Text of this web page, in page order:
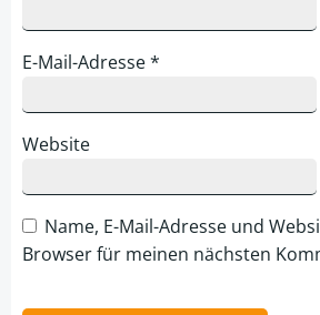
E-Mail-Adresse*
Website
Name, E-Mail-Adresse und
Browser für meinen nächsten